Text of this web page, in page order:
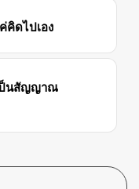
คิดไปเอง
ป็นสัญญาณ